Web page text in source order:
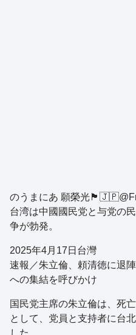
のうまにあ 願榮光
台湾は中國國民党と与党の
争が勃発。
2025年4月17日台灣
速報／朱立倫、頼清徳に退
への集結を呼びかけ
国民党主席の朱立倫は、死
として、党員と支持者に台